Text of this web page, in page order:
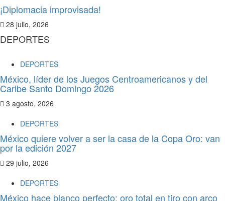
¡Diplomacia improvisada!
28 julio, 2026
DEPORTES
DEPORTES
México, líder de los Juegos Centroamericanos y del
Caribe Santo Domingo 2026
3 agosto, 2026
DEPORTES
México quiere volver a ser la casa de la Copa Oro: van
por la edición 2027
29 julio, 2026
DEPORTES
México hace blanco perfecto: oro total en tiro con arco